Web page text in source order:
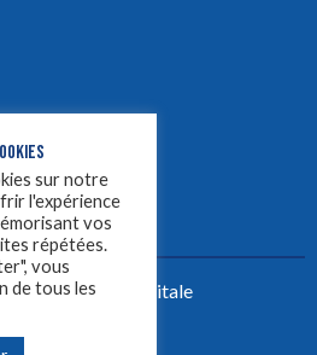
– Agence Digitale
sur notre
l'expérience
vos
répétées.
vous
de tous les